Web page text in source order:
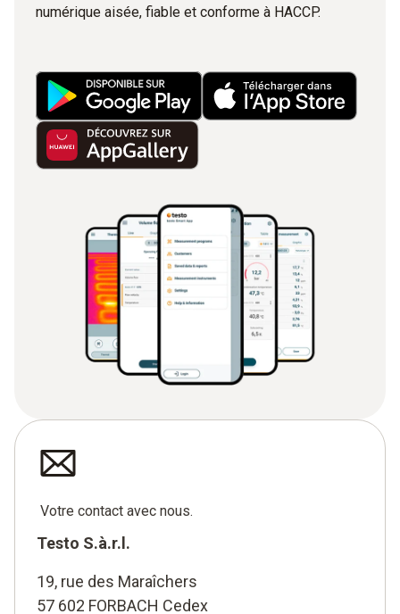
numérique aisée, fiable et conforme à HACCP.
Votre contact avec nous.
Testo S.à.r.l.
19, rue des Maraîchers
57 602 FORBACH Cedex